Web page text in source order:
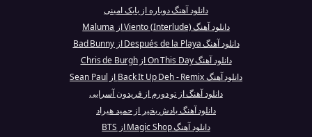
دانلود آهنگ دوباره از بابک امینی
دانلود آهنگ Viento (Interlude) از Maluma
دانلود آهنگ Después de la Playa از Bad Bunny
دانلود آهنگ On This Day از Chris de Burgh
دانلود آهنگ Back It Up Deh - Remix از Sean Paul
دانلود آهنگ از تو دورم از فریدون آسرایی
دانلود آهنگ یادش بخیر از حمید هیراد
دانلود آهنگ Magic Shop از BTS